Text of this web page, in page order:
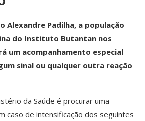
Alexandre Padilha, a população
do Instituto Butantan nos
um acompanhamento especial
sinal ou qualquer outra reação
da Saúde é procurar uma
caso de intensificação dos seguintes